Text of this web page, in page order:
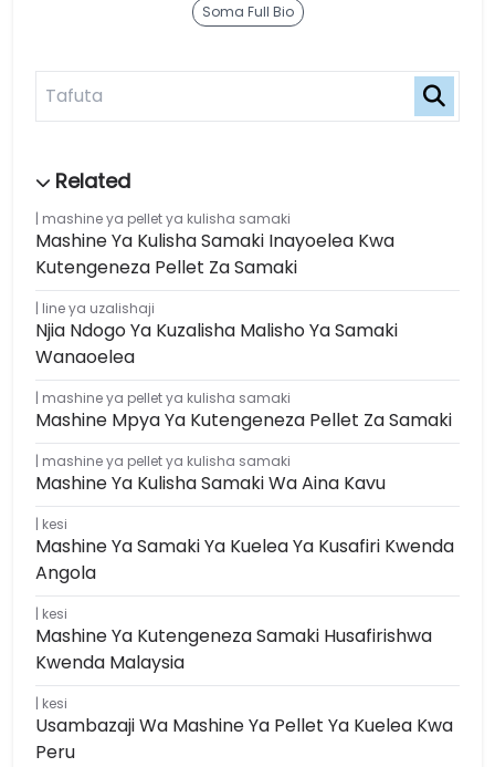
Soma Full Bio
mashine ya pellet ya kulisha samaki
Mashine Ya Kulisha Samaki Inayoelea Kwa
Kutengeneza Pellet Za Samaki
line ya uzalishaji
Njia Ndogo Ya Kuzalisha Malisho Ya Samaki
Wanaoelea
mashine ya pellet ya kulisha samaki
Mashine Mpya Ya Kutengeneza Pellet Za Samaki
mashine ya pellet ya kulisha samaki
Mashine Ya Kulisha Samaki Wa Aina Kavu
kesi
Mashine Ya Samaki Ya Kuelea Ya Kusafiri Kwenda
Angola
kesi
Mashine Ya Kutengeneza Samaki Husafirishwa
Kwenda Malaysia
kesi
Usambazaji Wa Mashine Ya Pellet Ya Kuelea Kwa
Peru